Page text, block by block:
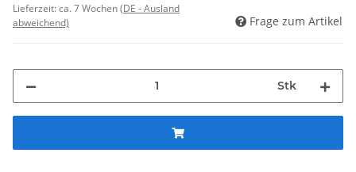
Lieferzeit:ca. 7 Wochen(DE - Ausland
abweichend)
Frage zum Artikel
Stk